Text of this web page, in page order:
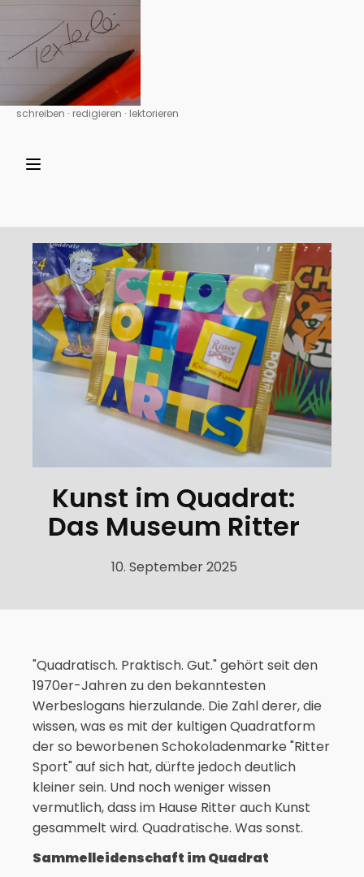
schreiben ∙ redigieren ∙ lektorieren
Kunst im Quadrat:
Das Museum Ritter
10. September 2025
"Quadratisch. Praktisch. Gut." gehört seit den
1970er-Jahren zu den bekanntesten
Werbeslogans hierzulande. Die Zahl derer, die
wissen, was es mit der kultigen Quadratform
der so beworbenen Schokoladenmarke "Ritter
Sport" auf sich hat, dürfte jedoch deutlich
kleiner sein. Und noch weniger wissen
vermutlich, dass im Hause Ritter auch Kunst
gesammelt wird. Quadratische. Was sonst.
Sammelleidenschaft im Quadrat